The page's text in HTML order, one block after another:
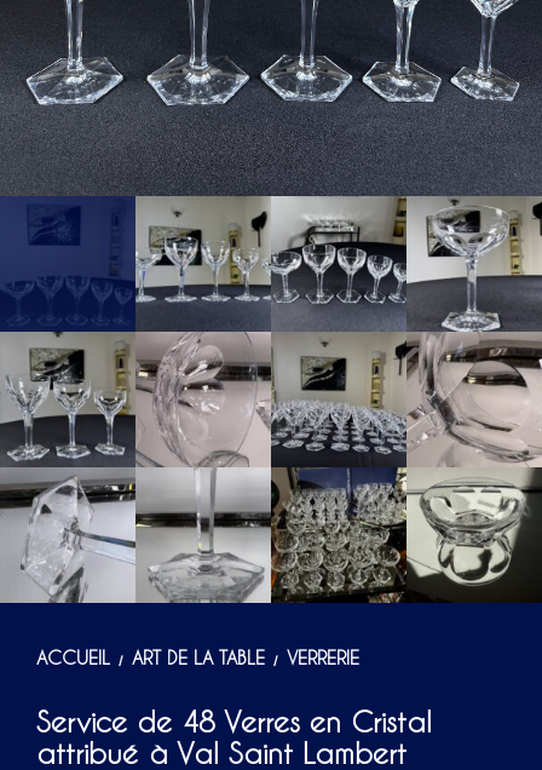
ACCUEIL / ART DE LA TABLE / VERRERIE
Service de 48 Verres en Cristal
attribué à Val Saint Lambert